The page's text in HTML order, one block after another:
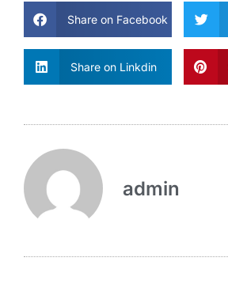
Share on Facebook
Share on Linkdin
admin